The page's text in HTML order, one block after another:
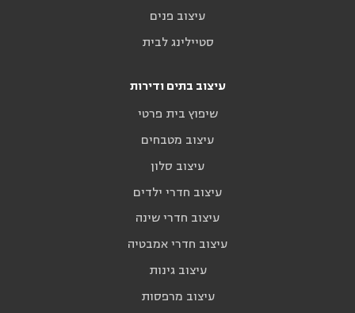
עיצוב פנים
סטיילינג לבית
עיצוב בתים ודירות
שיפוץ בית פרטי
עיצוב מטבחים
עיצוב סלון
עיצוב חדרי ילדים
עיצוב חדרי שינה
עיצוב חדרי אמבטיה
עיצוב גינות
עיצוב מרפסות